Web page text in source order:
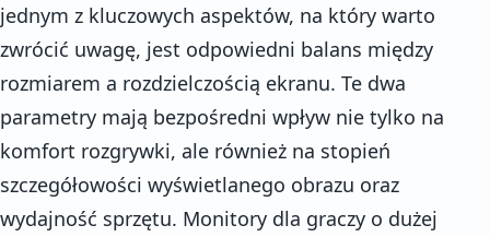
jednym z kluczowych aspektów, na który warto
zwrócić uwagę, jest odpowiedni balans między
rozmiarem a rozdzielczością ekranu. Te dwa
parametry mają bezpośredni wpływ nie tylko na
komfort rozgrywki, ale również na stopień
szczegółowości wyświetlanego obrazu oraz
wydajność sprzętu. Monitory dla graczy o dużej